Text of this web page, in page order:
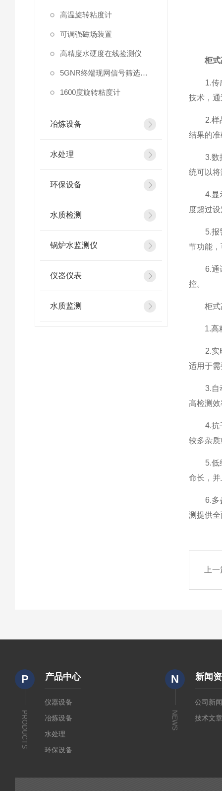
高温旋转粘度计
可调强磁场装置
高精度水硬度在线捡测仪
5GNR终端现网信号筛选放大器
1600度旋转粘度计
冶炼设备
水处理
环保设备
水质检测
锅炉水监测仪
仪器仪表
水质监测
柜
1.传感
技术，
2.样品
结果的
3.数据
统可以
4.显示
度超过
5.报警
节功能
6.通讯
控。
柜式高
1.高精
2.实时
适用于
3.自动
高检测
4.抗干
较多杂
5.低维
命长，
6.多参
测提供
上
P
PRODUCTS
产品中心
仪器设备
冶炼设备
水处理
环保设备
N
NEWS
新闻
公司新
技术文